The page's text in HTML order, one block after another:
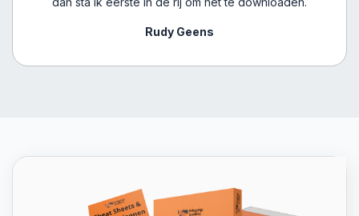
Rudy Geens